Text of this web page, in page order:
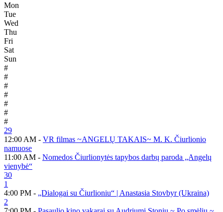
Mon
Tue
Wed
Thu
Fri
Sat
Sun
#
#
#
#
#
#
#
29
12:00 AM - VR filmas ~ANGELŲ TAKAIS~ M. K. Čiurlionio
namuose
11:00 AM - Nomedos Čiurlionytės tapybos darbų paroda „Angelų
vienybė“
30
1
4:00 PM - „Dialogai su Čiurlioniu“ | Anastasia Stovbyr (Ukraina)
2